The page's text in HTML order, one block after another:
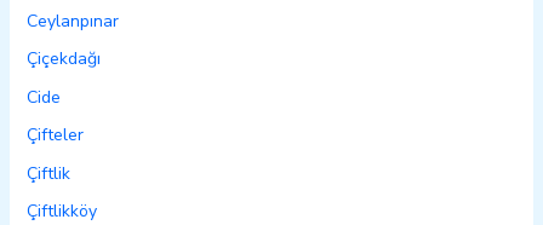
Ceylanpınar
Çiçekdağı
Cide
Çifteler
Çiftlik
Çiftlikköy